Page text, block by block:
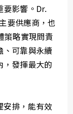
要影響。Dr.
要供應商，也
策略實現問責
、可靠與永續
，發揮最大的
安排，能有效